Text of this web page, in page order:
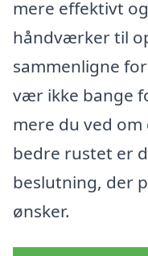
mere effektivt
håndværker til
sammenligne
vær ikke bange
mere du ved om
bedre rustet er
beslutning, der
ønsker.